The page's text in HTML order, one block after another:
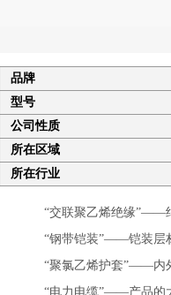
品牌
型号
公司性质
所在区域
所在行业
“交联聚乙烯绝缘”——
“钢带铠装”——铠装层材
“聚氯乙烯护套”——内外
“电力电缆”——产品的大